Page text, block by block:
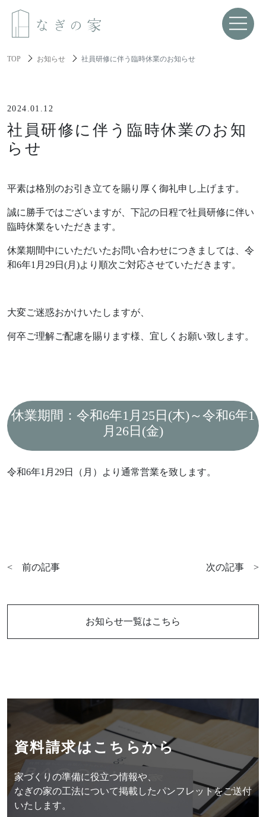
なぎの家について
Spec
性能と機能美
Resilience
About build a house
家づくりについて
家づくりの流れ
Interview
お客様の声
News
お知らせ
よくあるご質問 会社情報
資料請求はこちらから
お問い合わせはこちらから
TOP お知らせ 社員研修に伴う臨時休業のお知らせ
2024.01.12
社員研修に伴う臨時休業のお知
らせ
平素は格別のお引き立てを賜り厚く御礼申し上げます。
誠に勝手ではございますが、下記の日程で社員研修に伴い
臨時休業をいただきます。
休業期間中にいただいたお問い合わせにつきましては、令
和6年1月29日(月)より順次ご対応させていただきます。
大変ご迷惑おかけいたしますが、
何卒ご理解ご配慮を賜ります様、宜しくお願い致します。
休業期間：令和6年1月25日(木)～令和6年1
月26日(金)
令和6年1月29日（月）より通常営業を致します。
< 前の記事
お知らせ一覧はこちら
次の記事 >
資料請求はこちらから
家づくりの準備に役立つ情報や、
なぎの家の工法について掲載したパンフレットをご送付
いたします。